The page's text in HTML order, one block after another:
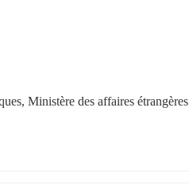
Ministère des affaires étrangères